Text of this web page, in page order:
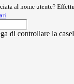
al nome utente?
di controllare la